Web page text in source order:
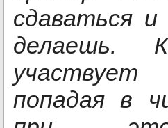
сдаваться
делаешь.
попадая в